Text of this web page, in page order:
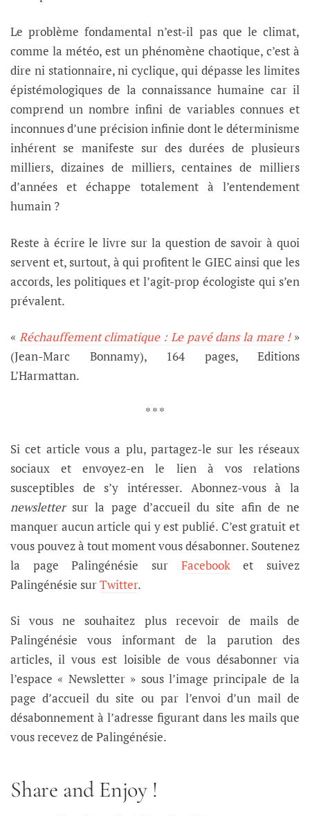
Le problème fondamental n’est-il pas que le climat,
comme la météo, est un phénomène chaotique, c’est à
dire ni stationnaire, ni cyclique, qui dépasse les limites
épistémologiques de la connaissance humaine car il
comprend un nombre infini de variables connues et
inconnues d’une précision infinie dont le déterminisme
inhérent se manifeste sur des durées de plusieurs
milliers, dizaines de milliers, centaines de milliers
d’années et échappe totalement à l’entendement
humain ?
Reste à écrire le livre sur la question de savoir à quoi
servent et, surtout, à qui profitent le GIEC ainsi que les
accords, les politiques et l’agit-prop écologiste qui s’en
prévalent.
« Réchauffement climatique : Le pavé dans la mare !»
(Jean-Marc Bonnamy), 164 pages, Editions
L’Harmattan.
* * *
Si cet article vous a plu, partagez-le sur les réseaux
sociaux et envoyez-en le lien à vos relations
susceptibles de s’y intéresser. Abonnez-vous à la
newslettersur la page d’accueil du site afin de ne
manquer aucun article qui y est publié. C’est gratuit et
vous pouvez à tout moment vous désabonner. Soutenez
la page Palingénésie sur Facebooket suivez
Palingénésie surTwitter.
Si vous ne souhaitez plus recevoir de mails de
Palingénésie vous informant de la parution des
articles, il vous est loisible de vous désabonner via
l’espace « Newsletter » sous l’image principale de la
page d’accueil du site ou par l’envoi d’un mail de
désabonnement à l’adresse figurant dans les mails que
vous recevez de Palingénésie.
Share and Enjoy !